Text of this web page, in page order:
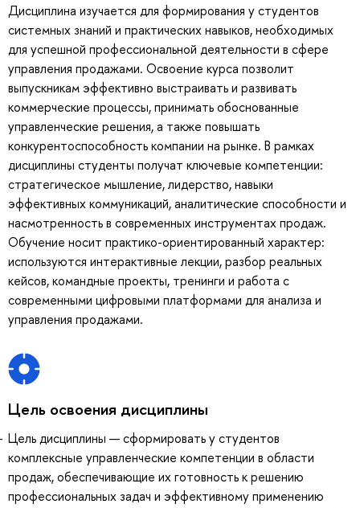
Дисциплина изучается для формирования у студентов
системных знаний и практических навыков, необходимых
для успешной профессиональной деятельности в сфере
управления продажами. Освоение курса позволит
выпускникам эффективно выстраивать и развивать
коммерческие процессы, принимать обоснованные
управленческие решения, а также повышать
конкурентоспособность компании на рынке. В рамках
дисциплины студенты получат ключевые компетенции:
стратегическое мышление, лидерство, навыки
эффективных коммуникаций, аналитические способности и
насмотренность в современных инструментах продаж.
Обучение носит практико-ориентированный характер:
используются интерактивные лекции, разбор реальных
кейсов, командные проекты, тренинги и работа с
современными цифровыми платформами для анализа и
управления продажами.
Цель освоения дисциплины
Цель дисциплины — сформировать у студентов
комплексные управленческие компетенции в области
продаж, обеспечивающие их готовность к решению
профессиональных задач и эффективному применению